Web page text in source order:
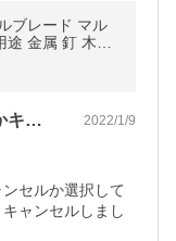
ブレード マル
金属 釘 木材
素鋼製 10m
購入後、欠品なので、入荷を待つかキャン… 2022/1/9
セルか選択して
ャンセルしまし